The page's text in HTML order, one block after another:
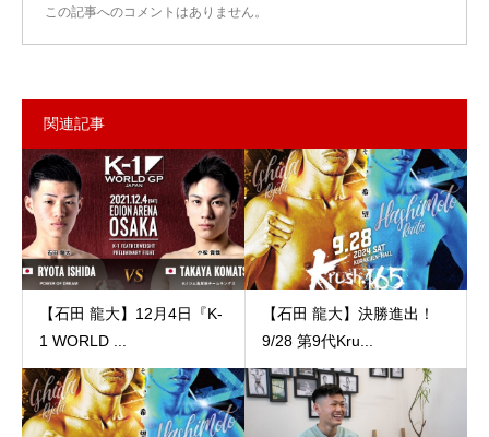
この記事へのコメントはありません。
関連記事
【石田 龍大】12月4日『K-
1 WORLD ...
【石田 龍大】決勝進出！
9/28 第9代Kru...